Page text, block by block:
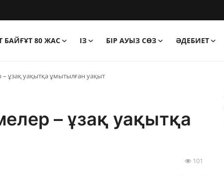
БАЙҒҰТ 80 ЖАС ІЗ БІР АУЫЗ СӨЗ ӘДЕБИЕТ
ұзақ уақытқа ұмытылған уақыт
– ұзақ уақытқа
101